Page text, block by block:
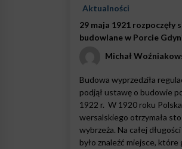
Aktualności
29 maja 1921 rozpoczęły
budowlane w Porcie
Michał
Budowa wyprzedziła
podjął ustawę o budowie
1922 r. W 1920 roku
wersalskiego otrzymała
wybrzeża. Na całej
było znaleźć miejsce,